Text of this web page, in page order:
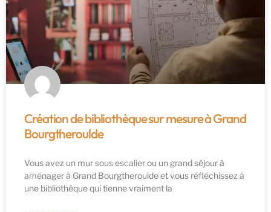
Création de bibliothèque sur mesure à Grand
Bourgtheroulde
Vous avez un mur sous escalier ou un grand séjour à
aménager à Grand Bourgtheroulde et vous réfléchissez à
une bibliothèque qui tienne vraiment la